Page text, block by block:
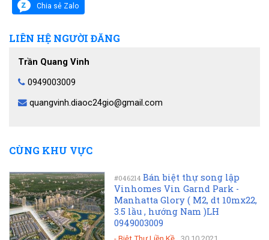
Chia sẻ Zalo
LIÊN HỆ NGƯỜI ĐĂNG
Trần Quang Vinh
0949003009
quangvinh.diaoc24gio@gmail.com
CÙNG KHU VỰC
#046214 Bán biệt thự song lập
Vinhomes Vin Garnd Park -
Manhatta Glory ( M2, dt 10mx22,
3.5 lầu , hướng Nam )LH
0949003009